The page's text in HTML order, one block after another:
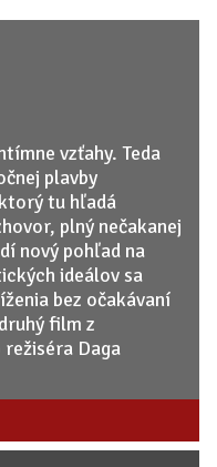
vzťahy. Teda
plavby
tu hľadá
plný nečakanej
nový pohľad na
ideálov sa
bez očakávaní
film z
Daga